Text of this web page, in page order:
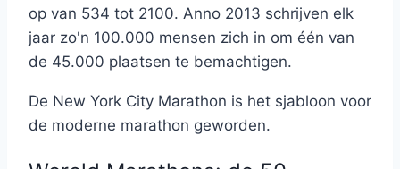
op van 534 tot 2100. Anno 2013 schrijven elk
jaar zo'n 100.000 mensen zich in om één van
de 45.000 plaatsen te bemachtigen.
De New York City Marathon is het sjabloon voor
de moderne marathon geworden.